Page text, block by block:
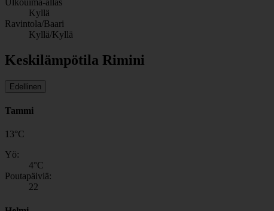
Ulkouima-allas
Kyllä
Ravintola/Baari
Kyllä/Kyllä
Keskilämpötila Rimini
Edellinen
Tammi
13°C
Yö:
4°C
Poutapäiviä:
22